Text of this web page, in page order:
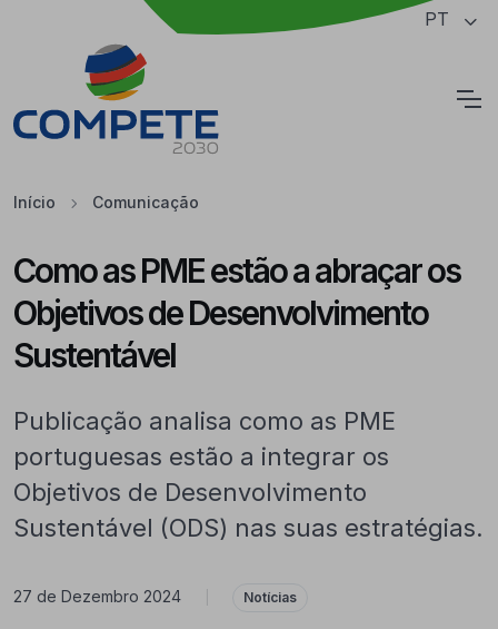
Saltar para o conteúdo principal da página PT
Início Comunicação
Como as PME estão a abraçar os
Objetivos de Desenvolvimento
Sustentável
Publicação analisa como as PME
portuguesas estão a integrar os
Objetivos de Desenvolvimento
Sustentável (ODS) nas suas estratégias.
27 de Dezembro 2024 Notícias